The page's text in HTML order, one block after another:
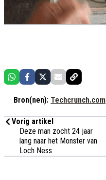
Bron(nen): Techcrunch.com
Vorig artikel
Deze man zocht 24 jaar
lang naar het Monster van
Loch Ness